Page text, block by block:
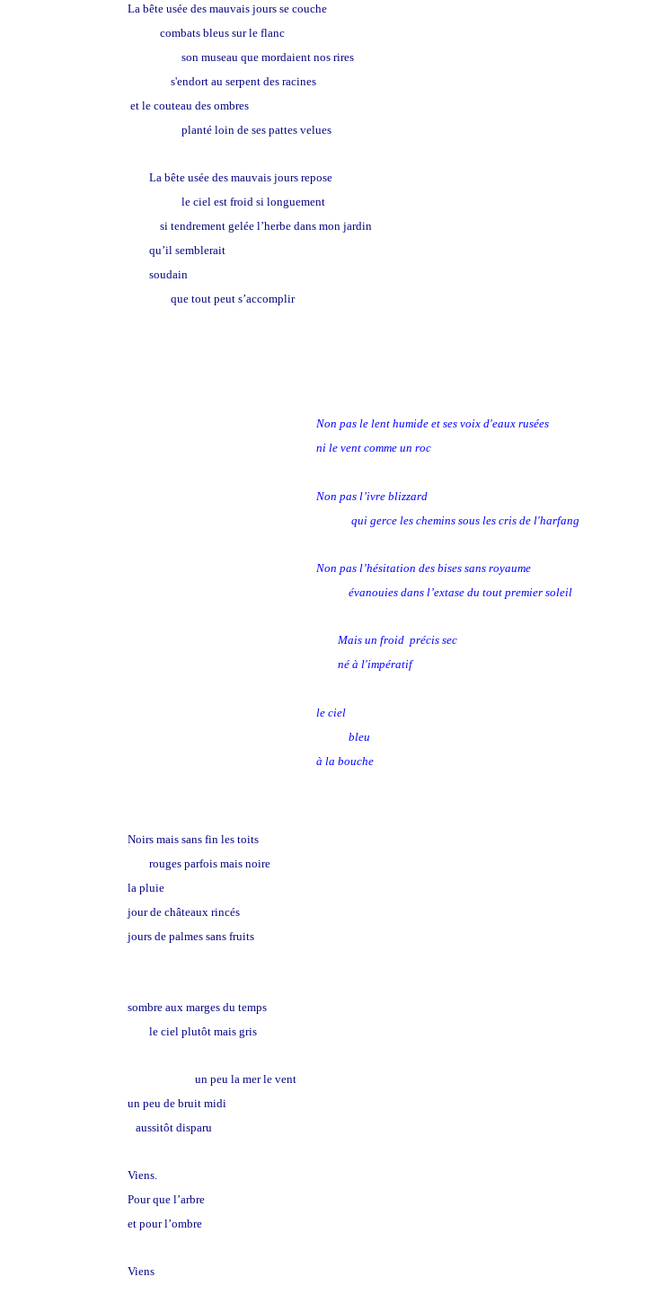
La bête usée des mauvais jours se couche
combats bleus sur le flanc
son museau que mordaient nos rires
s'endort au serpent des racines
et le couteau des ombres
planté loin de ses pattes velues
La bête usée des mauvais jours repose
le ciel est froid si longuement
si tendrement gelée l’herbe dans mon jardin
qu’il semblerait
soudain
que tout peut s’accomplir
Non pas le lent humide et ses voix d'eaux rusées
ni le vent comme un roc
Non pas l’ivre blizzard
qui gerce les chemins sous les cris de l'harfang
Non pas l’hésitation des bises sans royaume
évanouies dans l’extase du tout premier soleil
Mais un froid précis sec
né à l'impératif
le ciel
bleu
à la bouche
Noirs mais sans fin les toits
rouges parfois mais noire
la pluie
jour de châteaux rincés
jours de palmes sans fruits
sombre aux marges du temps
le ciel plutôt mais gris
un peu la mer le vent
un peu de bruit midi
aussitôt disparu
Viens.
Pour que l’arbre
et pour l’ombre
Viens